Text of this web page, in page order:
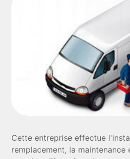
Cette entreprise effectue
remplacement, la maintenance